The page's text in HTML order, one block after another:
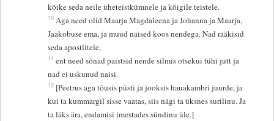
kõike seda neile üheteistkümnele ja kõigile teistele.
10 Aga need olid Maarja Magdaleena ja Johanna ja Maarja,
Jaakobuse ema, ja muud naised koos nendega. Nad rääkisid
seda apostlitele,
11 ent need sõnad paistsid nende silmis otsekui tühi jutt ja
nad ei uskunud naisi.
12 [Peetrus aga tõusis püsti ja jooksis hauakambri juurde, ja
kui ta kummargil sisse vaatas, siis nägi ta üksnes surilinu. Ja
ta läks ära, endamisi imestades sündinu üle.]